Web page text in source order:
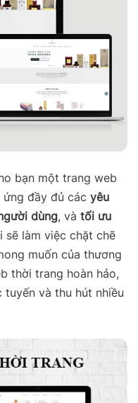
bạn một trang web
đầy đủ các yêu
dùng, và tối ưu
sẽ làm việc chặt chẽ
muốn của thương
thời trang hoàn hảo,
và thu hút nhiều